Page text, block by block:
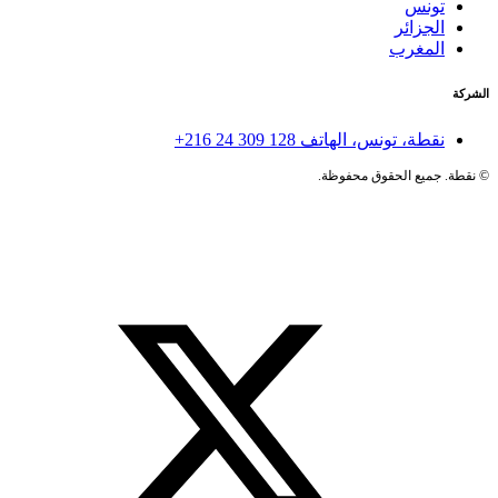
تونس
الجزائر
المغرب
الشركة
نقطة، تونس، الهاتف +216 24 309 128
©نقطة. جميع الحقوق محفوظة.